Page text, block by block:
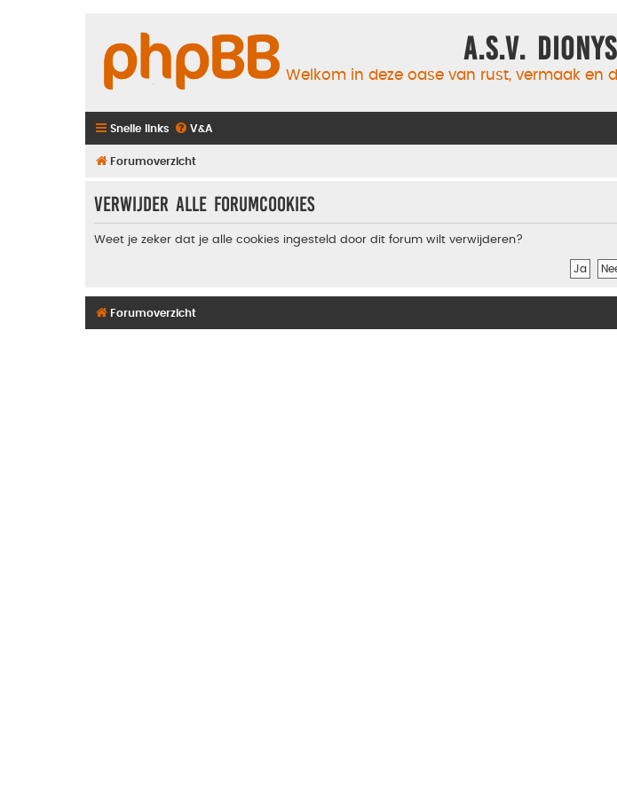
A.S.V.
Welkom in deze oase van rust, vermaak en
Snelle links V&A
Forumoverzicht
Verwijder alle forumcookies
Weet je zeker dat je alle cookies ingesteld door dit forum wilt verwijderen?
Forumoverzicht